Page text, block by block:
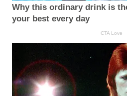
Why this ordinary drink is
your best every day
CTA Love